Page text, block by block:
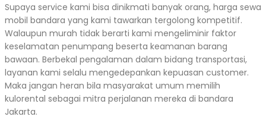
Supaya service kami bisa dinikmati banyak orang, harga sewa
mobil bandara yang kami tawarkan tergolong kompetitif.
Walaupun murah tidak berarti kami mengeliminir faktor
keselamatan penumpang beserta keamanan barang
bawaan. Berbekal pengalaman dalam bidang transportasi,
layanan kami selalu mengedepankan kepuasan customer.
Maka jangan heran bila masyarakat umum memilih
kulorental sebagai mitra perjalanan mereka di bandara
Jakarta.